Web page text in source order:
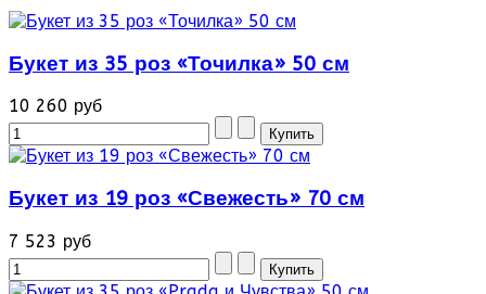
Букет из 35 роз «Точилка» 50 см
10 260 руб
Букет из 19 роз «Свежесть» 70 см
7 523 руб